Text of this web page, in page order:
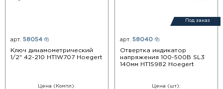
арт. 58054
Ключ динамометрический
1/2" 42-210 HT1W707 Hoegert
Цена (Компл):
Под заказ
арт. 58040
Отвертка индикатор
напряжения 100-500В SL3
140мм HT1S982 Hoegert
Цена (шт):